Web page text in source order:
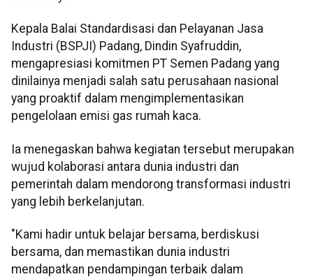
Kepala Balai Standardisasi dan Pelayanan Jasa
Industri (BSPJI) Padang, Dindin Syafruddin,
mengapresiasi komitmen PT Semen Padang yang
dinilainya menjadi salah satu perusahaan nasional
yang proaktif dalam mengimplementasikan
pengelolaan emisi gas rumah kaca.
Ia menegaskan bahwa kegiatan tersebut merupakan
wujud kolaborasi antara dunia industri dan
pemerintah dalam mendorong transformasi industri
yang lebih berkelanjutan.
"Kami hadir untuk belajar bersama, berdiskusi
bersama, dan memastikan dunia industri
mendapatkan pendampingan terbaik dalam